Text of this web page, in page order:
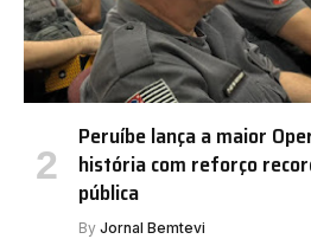
Peruíbe lança a maior
história com reforço
pública
By Jornal Bemtevi